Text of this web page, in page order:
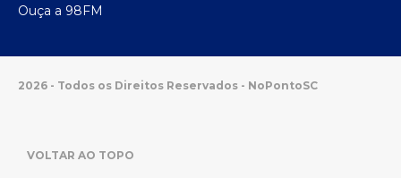
Ouça a 98FM
2026 - Todos os Direitos Reservados - NoPontoSC
VOLTAR AO TOPO